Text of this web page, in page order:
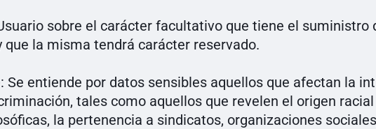
sobre el carácter facultativo que tiene el
que la misma tendrá carácter reservado.
Se entiende por datos sensibles aquellos que afectan la
tales como aquellos que revelen el origen
la pertenencia a sindicatos, organizaciones